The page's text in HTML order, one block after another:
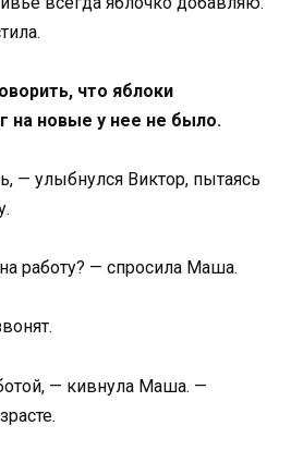
что яблоки
на новые у нее не было.
— улыбнулся Виктор, пытаясь
работу? — спросила Маша.
— кивнула Маша. —